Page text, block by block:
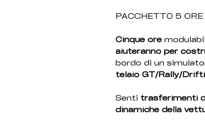
PACCHETTO 5
Cinque ore
aiuteranno per
bordo di un
telaio GT/Rally/
Senti trasferimenti
dinamiche della